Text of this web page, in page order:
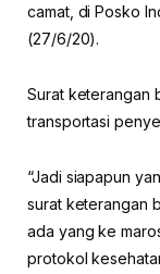
camat, di Posko
(27/6/20).
Surat keterangan
transportasi
“Jadi siapapun
surat keterangan
ada yang ke
protokol